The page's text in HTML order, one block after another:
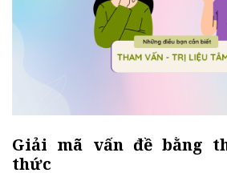
Giải mã vấn đề bằng
thức